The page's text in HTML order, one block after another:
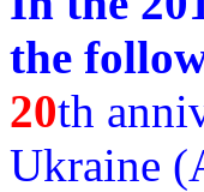
the
20th
Ukraine